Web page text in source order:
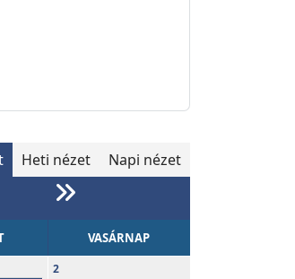
Heti nézet Napi nézet
VASÁRNAP
2